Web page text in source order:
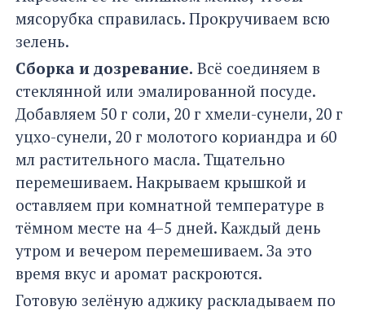
мясорубка справилась. Прокручиваем всю
зелень.
Сборка и дозревание. Всё соединяем в
стеклянной или эмалированной посуде.
Добавляем 50 г соли, 20 г хмели-сунели, 20 г
уцхо-сунели, 20 г молотого кориандра и 60
мл растительного масла. Тщательно
перемешиваем. Накрываем крышкой и
оставляем при комнатной температуре в
тёмном месте на 4–5 дней. Каждый день
утром и вечером перемешиваем. За это
время вкус и аромат раскроются.
Готовую зелёную аджику раскладываем по